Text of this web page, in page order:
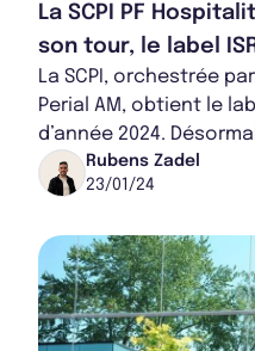
La SCPI PF
son tour, le label
La SCPI, orchestrée
Perial AM, obtient le
d’année 2024.
davantage aux enjeux
a...
Rubens Zadel
23/01/24